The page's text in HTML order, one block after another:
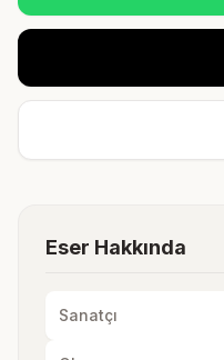
Eser Hakkında
Sanatçı